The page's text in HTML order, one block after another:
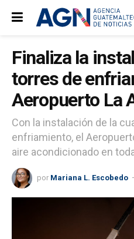
Finaliza la
torres de
Aeropuerto La
Con la instalación de la
enfriamiento, el
aire acondicionado en
por Mariana L. Escobedo